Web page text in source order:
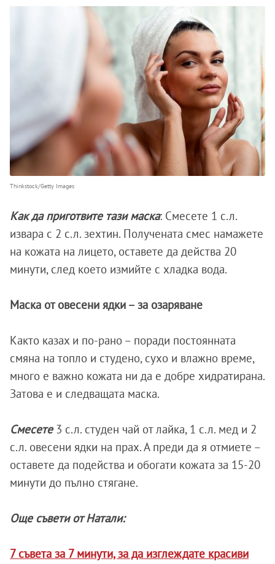
Thinkstock/Getty Images
Как да приготвите тази маска: Смесете 1 с.л.
извара с 2 с.л. зехтин. Получената смес намажете
на кожата на лицето, оставете да действа 20
минути, след което измийте с хладка вода.
Маска от овесени ядки – за озаряване
Както казах и по-рано – поради постоянната
смяна на топло и студено, сухо и влажно време,
много е важно кожата ни да е добре хидратирана.
Затова е и следващата маска.
Смесете3 с.л. студен чай от лайка, 1 с.л. мед и 2
с.л. овесени ядки на прах. А преди да я отмиете –
оставете да подейства и обогати кожата за 15-20
минути до пълно стягане.
Още съвети от Натали:
7 съвета за 7 минути, за да изглеждате красиви